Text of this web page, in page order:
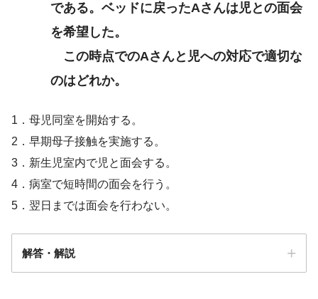
である。ベッドに戻ったAさんは児との面会
を希望した。
この時点でのAさんと児への対応で適切な
のはどれか。
1．母児同室を開始する。
2．早期母子接触を実施する。
3．新生児室内で児と面会する。
4．病室で短時間の面会を行う。
5．翌日までは面会を行わない。
解答・解説